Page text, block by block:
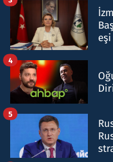
eşi
4
5